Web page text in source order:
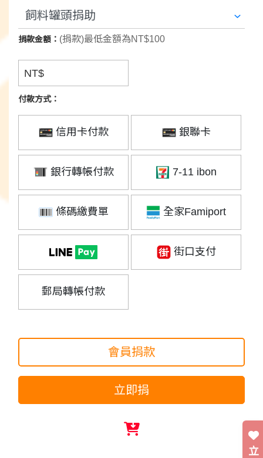
捐款金額： (捐款)最低金額為NT$100
NT$
付款方式：
信用卡付款 銀聯卡
銀行轉帳付款 7-11 ibon
條碼繳費單 全家Famiport
街口支付
郵局轉帳付款
會員捐款
立即捐
立